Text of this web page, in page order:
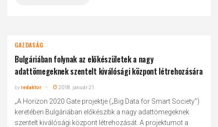
GAZDASÁG
Bulgáriában folynak az előkészületek a nagy
adattömegeknek szentelt kiválósági központ létrehozására
byredaktor 2018. január 21.
„A Horizon 2020 Gate projektje („Big Data for Smart Society”)
keretében Bulgáriában előkészítik a nagy adattömegeknek
szentelt kiválósági központ létrehozását. A projektumot a